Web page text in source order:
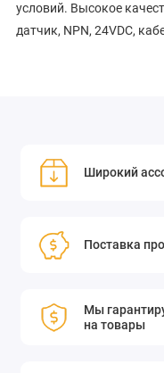
условий. Высокое
датчик, NPN, 24VDC,
Широкий
Поставка
Мы
на товары